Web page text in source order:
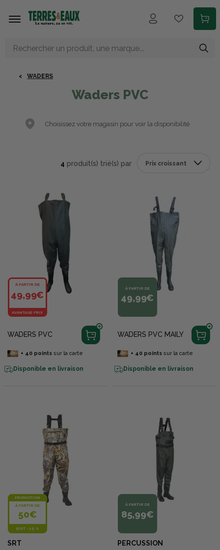
WADERS
Waders PVC
Choisissez votre magasin pour voir la disponibilité
4 produit(s) trié(s) par
À PARTIR DE
49,99€
AVANTAGE PRIX
WADERS PVC
+ 40pointssur la carte
Disponible en livraison
À PARTIR DE
49,99€
WADERS PVC MAILY
+ 40pointssur la carte
Disponible en livraison
PROMOTION
À PARTIR DE
50€
SOIT -29 %
SRT
À PARTIR DE
85,99€
PERCUSSION